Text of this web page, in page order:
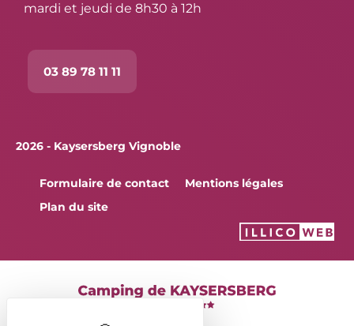
mardi et jeudi de 8h30 à 12h
03 89 78 11 11
2026 - Kaysersberg Vignoble
Formulaire de contact
Mentions légales
Plan du site